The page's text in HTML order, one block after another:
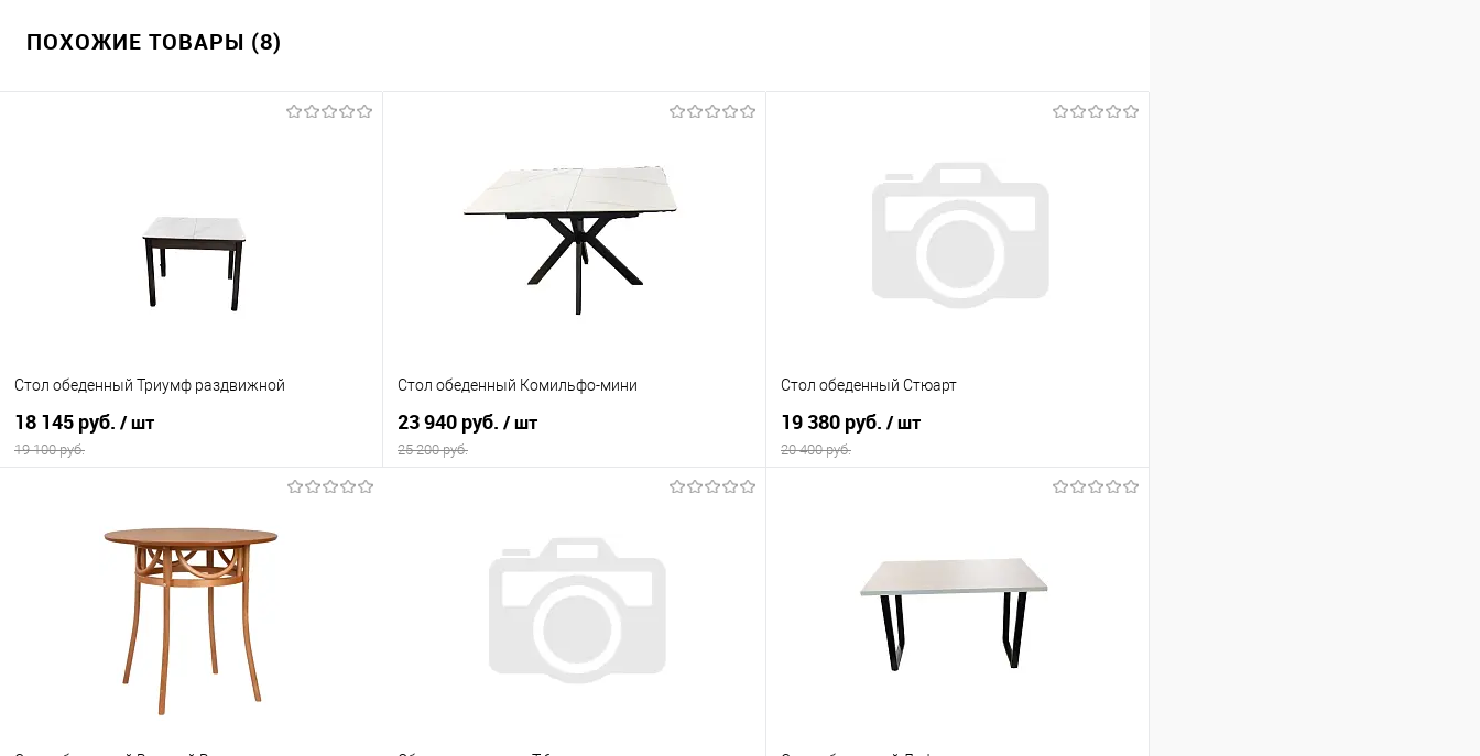
ПОХОЖИЕ ТОВАРЫ (8)
Стол обеденный Триумф раздвижной
18 145 руб. / шт
19 100 руб.
Купить в 1 клик
Сравнение
В наличии
Стол обеденный Комильфо-мини
23 940 руб. / шт
25 200 руб.
Купить в 1 клик
Сравнение
В наличии
YB9020023B Белый мрамор
Стол обеденный Стюарт
19 380 руб. / шт
20 400 руб.
Купить в 1 клик
Сравнение
В избранное
В наличии
Цвет материала